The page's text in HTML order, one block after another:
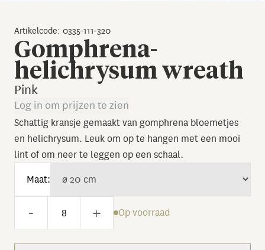
Gomphrena-
helichrysum wreath
Pink
Artikelcode: 0335-111-320
Log in om prijzen te zien
Schattig kransje gemaakt van gomphrena bloemetjes
en helichrysum. Leuk om op te hangen met een mooi
lint of om neer te leggen op een schaal.
Maat:
- + Op voorraad